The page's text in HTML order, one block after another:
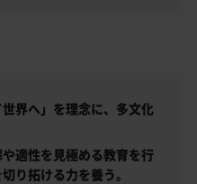
世界へ」を理念に、多文化
適性を見極める教育を行
り拓ける力を養う。